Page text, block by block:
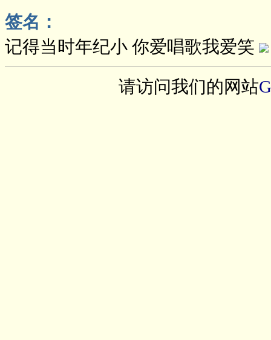
签名：
记得当时年纪小 你爱唱歌我爱笑
请访问我们的网站